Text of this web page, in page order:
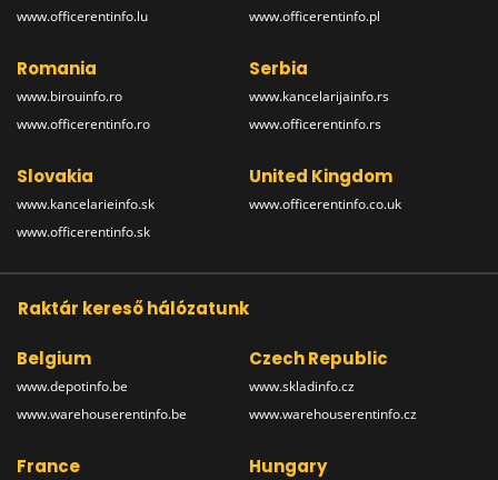
www.officerentinfo.lu
www.officerentinfo.pl
Romania
www.birouinfo.ro
www.officerentinfo.ro
Serbia
www.kancelarijainfo.rs
www.officerentinfo.rs
Slovakia
www.kancelarieinfo.sk
www.officerentinfo.sk
United Kingdom
www.officerentinfo.co.uk
Raktár kereső hálózatunk
Belgium
www.depotinfo.be
www.warehouserentinfo.be
Czech Republic
www.skladinfo.cz
www.warehouserentinfo.cz
France Hungary